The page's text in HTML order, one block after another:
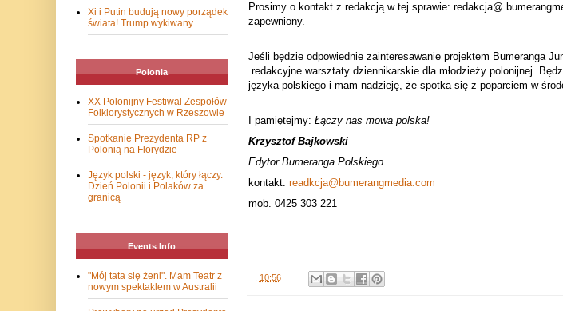
Prosimy o kontakt z redakcją w tej sprawie: redakcja@
zapewniony.
Jeśli będzie odpowiednie zainteresawanie projektem Bumeranga
redakcyjne warsztaty dziennikarskie dla młodzieży polonijnej.
języka polskiego i mam nadzieję, że spotka się z poparciem w
I pamiętejmy: Łączy nas mowa polska!
Krzysztof Bajkowski
Edytor Bumeranga Polskiego
kontakt: readkcja@bumerangmedia.com
mob. 0425 303 221
. 10:56
Xi i Putin budują nowy porządek
świata! Trump wykiwany
Polonia
XX Polonijny Festiwal Zespołów
Folklorystycznych w Rzeszowie
Spotkanie Prezydenta RP z
Polonią na Florydzie
Język polski - język, który łączy.
Dzień Polonii i Polaków za
granicą
Events Info
"Mój tata się żeni". Mam Teatr z
nowym spektaklem w Australii